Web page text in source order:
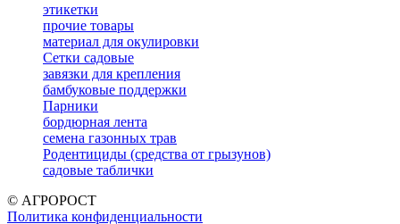
этикетки
прочие товары
материал для окулировки
Сетки садовые
завязки для крепления
бамбуковые поддержки
Парники
бордюрная лента
семена газонных трав
Родентициды (средства от грызунов)
садовые таблички
© АГРОРОСТ
Политика конфиденциальности